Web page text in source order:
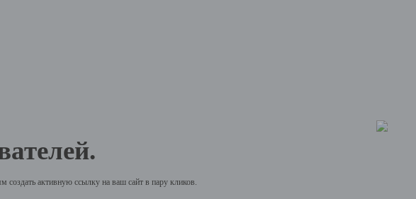
создать активную ссылку на ваш сайт в пару кликов.